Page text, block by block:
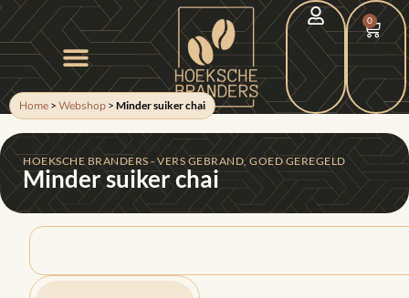
0
Home > Webshop > Minder suiker chai
HOEKSCHE BRANDERS - VERS GEBRAND, GOED GEREGELD
Minder suiker chai